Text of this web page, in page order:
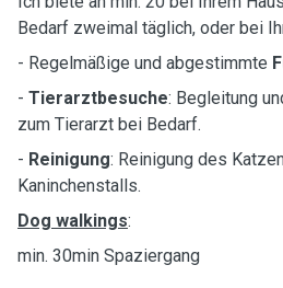
Bedarf zweimal täglich, oder bei
- Regelmäßige und abgestimmte
- Tierarztbesuche: Begleitung
zum Tierarzt bei Bedarf.
- Reinigung: Reinigung des
Kaninchenstalls.
Dog walkings:
min. 30min Spaziergang